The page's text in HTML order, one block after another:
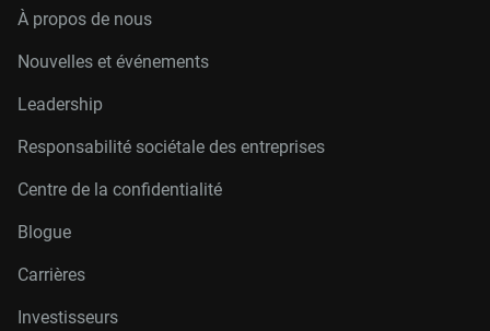
À propos de nous
Nouvelles et événements
Leadership
Responsabilité sociétale des entreprises
Centre de la confidentialité
Blogue
Carrières
Investisseurs